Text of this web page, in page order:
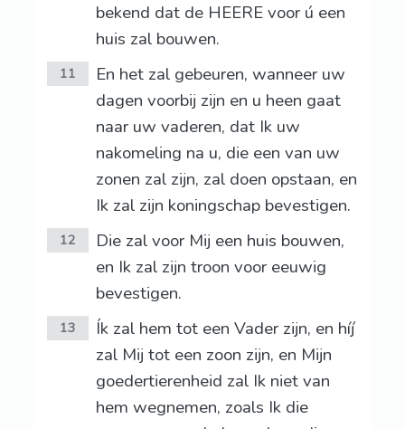
bekend dat de HEERE voor ú een
huis zal bouwen.
11
En het zal gebeuren, wanneer uw
dagen voorbij zijn en u heen gaat
naar uw vaderen, dat Ik uw
nakomeling na u, die een van uw
zonen zal zijn, zal doen opstaan, en
Ik zal zijn koningschap bevestigen.
12
Die zal voor Mij een huis bouwen,
en Ik zal zijn troon voor eeuwig
bevestigen.
13
Ík zal hem tot een Vader zijn, en híj
zal Mij tot een zoon zijn, en Mijn
goedertierenheid zal Ik niet van
hem wegnemen, zoals Ik die